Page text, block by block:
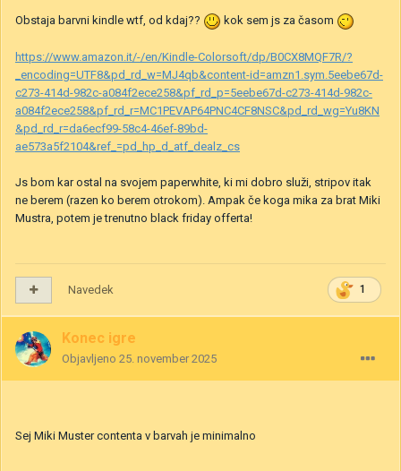
Obstaja barvni kindle wtf, od kdaj?? kok sem js za časom
https://www.amazon.it/-/en/Kindle-Colorsoft/dp/B0CX8MQF7R/?
_encoding=UTF8&pd_rd_w=MJ4qb&content-id=amzn1.sym.5eebe67d-
c273-414d-982c-a084f2ece258&pf_rd_p=5eebe67d-c273-414d-982c-
a084f2ece258&pf_rd_r=MC1PEVAP64PNC4CF8NSC&pd_rd_wg=Yu8KN
&pd_rd_r=da6ecf99-58c4-46ef-89bd-
ae573a5f2104&ref_=pd_hp_d_atf_dealz_cs
Js bom kar ostal na svojem paperwhite, ki mi dobro služi, stripov itak
ne berem (razen ko berem otrokom). Ampak če koga mika za brat Miki
Mustra, potem je trenutno black friday offerta!
1
Navedek
Konec igre
Objavljeno 25. november 2025
Sej Miki Muster contenta v barvah je minimalno